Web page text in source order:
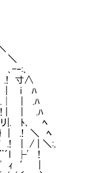
､
∧
|| | i ﾊ
| .ﾊ
＿＿
リ|. ﾄ､ ﾍ
| .! ＼ ﾍ １．
.;.:ノ .! | / | ＼:,
．懐かしき
ｨ ′ | ４．あー